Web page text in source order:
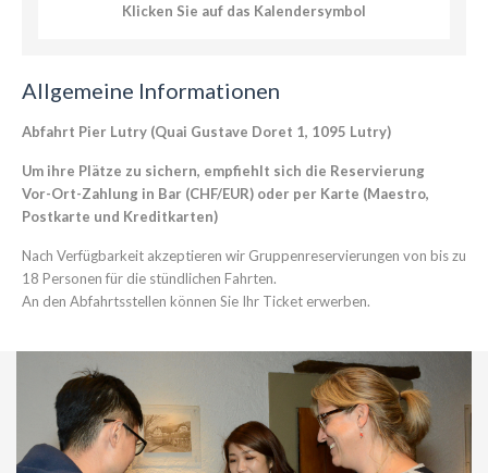
Klicken Sie auf das Kalendersymbol
Allgemeine Informationen
Abfahrt Pier Lutry (Quai Gustave Doret 1, 1095 Lutry)
Um ihre Plätze zu sichern, empfiehlt sich die Reservierung
Vor-Ort-Zahlung in Bar (CHF/EUR) oder per Karte (Maestro,
Postkarte und Kreditkarten)
Nach Verfügbarkeit akzeptieren wir Gruppenreservierungen von bis zu
18 Personen für die stündlichen Fahrten.
An den Abfahrtsstellen können Sie Ihr Ticket erwerben.